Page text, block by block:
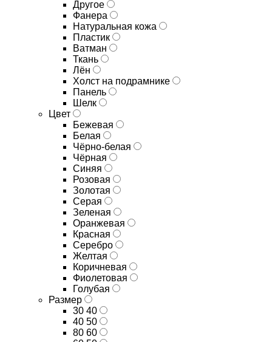
Другое
Фанера
Натуральная кожа
Пластик
Ватман
Ткань
Лён
Холст на подрамнике
Панель
Шелк
Цвет
Бежевая
Белая
Чёрно-белая
Чёрная
Синяя
Розовая
Золотая
Серая
Зеленая
Оранжевая
Красная
Серебро
Желтая
Коричневая
Фиолетовая
Голубая
Размер
30 40
40 50
80 60